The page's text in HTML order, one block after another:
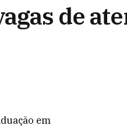
de
em